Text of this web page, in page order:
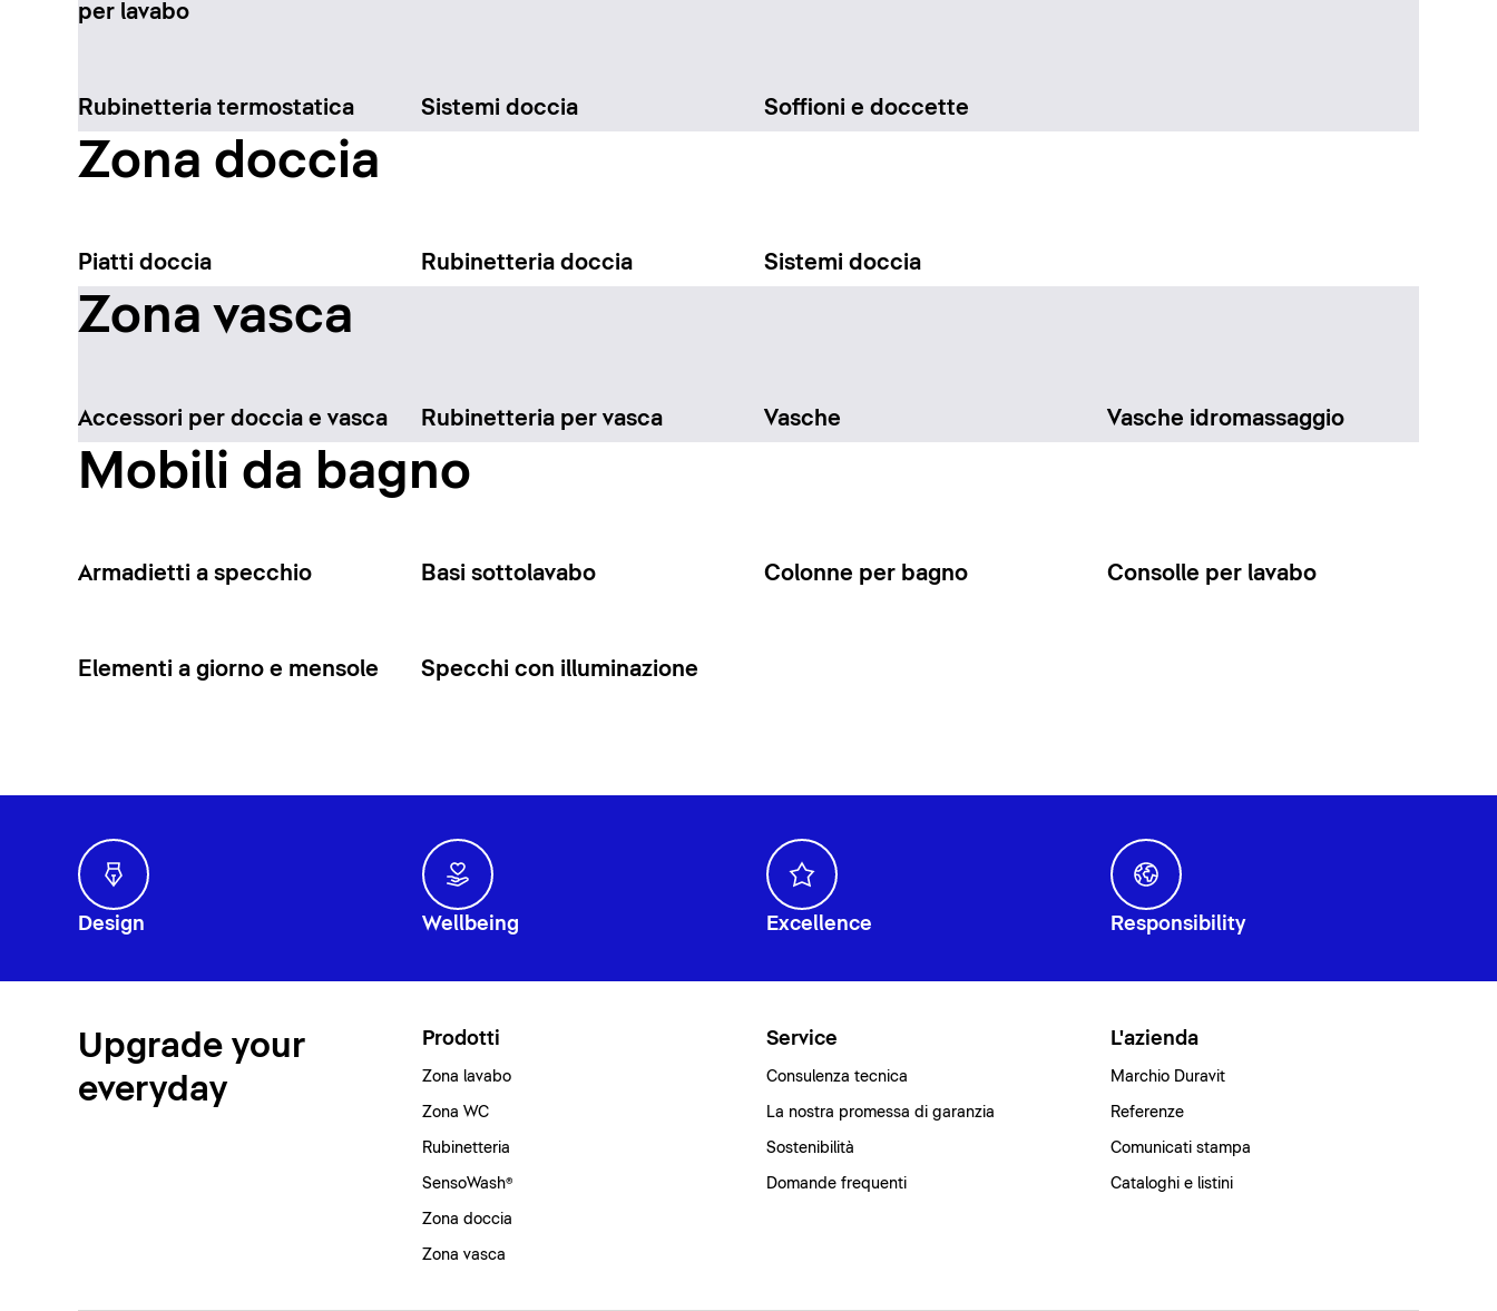
per lavabo
Rubinetteria termostatica Sistemi doccia Soffioni e doccette
Zona doccia
Piatti doccia Rubinetteria doccia Sistemi doccia
Zona vasca
Accessori per doccia e vasca Rubinetteria per vasca Vasche Vasche idromassaggio
Mobili da bagno
Armadietti a specchio Basi sottolavabo Colonne per bagno Consolle per lavabo
Elementi a giorno e mensole Specchi con illuminazione
Design Wellbeing Excellence Responsibility
Upgrade your
everyday
Prodotti
Zona lavabo
Zona WC
Rubinetteria
SensoWash®
Zona doccia
Zona vasca
Service
Consulenza tecnica
La nostra promessa di garanzia
Sostenibilità
Domande frequenti
L'azienda
Marchio Duravit
Referenze
Comunicati stampa
Cataloghi e listini